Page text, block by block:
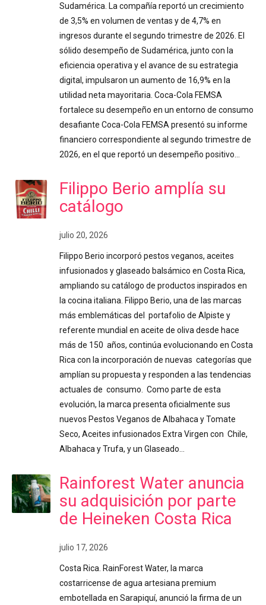
Sudamérica. La compañía reportó un crecimiento
de 3,5% en volumen de ventas y de 4,7% en
ingresos durante el segundo trimestre de 2026. El
sólido desempeño de Sudamérica, junto con la
eficiencia operativa y el avance de su estrategia
digital, impulsaron un aumento de 16,9% en la
utilidad neta mayoritaria. Coca-Cola FEMSA
fortalece su desempeño en un entorno de consumo
desafiante Coca-Cola FEMSA presentó su informe
financiero correspondiente al segundo trimestre de
2026, en el que reportó un desempeño positivo…
Filippo Berio amplía su
catálogo
julio 20, 2026
Filippo Berio incorporó pestos veganos, aceites
infusionados y glaseado balsámico en Costa Rica,
ampliando su catálogo de productos inspirados en
la cocina italiana. Filippo Berio, una de las marcas
más emblemáticas del portafolio de Alpiste y
referente mundial en aceite de oliva desde hace
más de 150 años, continúa evolucionando en Costa
Rica con la incorporación de nuevas categorías que
amplían su propuesta y responden a las tendencias
actuales de consumo. Como parte de esta
evolución, la marca presenta oficialmente sus
nuevos Pestos Veganos de Albahaca y Tomate
Seco, Aceites infusionados Extra Virgen con Chile,
Albahaca y Trufa, y un Glaseado…
Rainforest Water anuncia
su adquisición por parte
de Heineken Costa Rica
julio 17, 2026
Costa Rica. RainForest Water, la marca
costarricense de agua artesiana premium
embotellada en Sarapiquí, anunció la firma de un